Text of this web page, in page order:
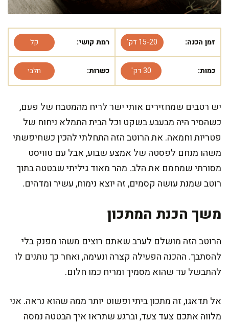
זמן הכנה: 15-20 דק' רמת קושי: קל
כמות: 30 דק' כשרות: חלבי
יש רטבים שמחזירים אותי ישר לריח מהמטבח של פעם,
כשהסיר היה מבעבע בשקט וכל הבית התמלא ניחוח של
פטריות וחמאה. את הרוטב הזה התחלתי להכין כשחיפשתי
משהו מנחם לפסטה של אמצע שבוע, אבל עם טוויסט
מסורתי שמחמם את הלב. מהר מאוד גיליתי שבטטה בתוך
רוטב שמנת עושה קסמים, זה יוצא נימוח, עשיר ומדהים.
משך הכנת המתכון
הרוטב הזה מושלם לערב שאתם רוצים משהו מפנק בלי
להסתבך. ההכנה הפעילה קצרה ונעימה, ואחר כך נותנים לו
להתבשל עד שהוא מסמיך ומריח כמו חלום.
אל תדאגו, זה מתכון ביתי ופשוט יותר ממה שהוא נראה. אני
מלווה אתכם צעד צעד, וברגע שתראו איך הבטטה נמסה